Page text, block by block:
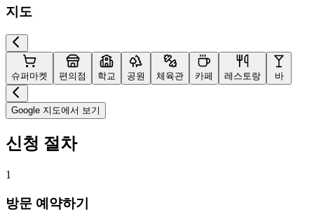
지도
슈퍼마켓 편의점 학교 공원 체육관 카페 레스토랑 바
Google 지도에서 보기
신청 절차
1
방문 예약하기